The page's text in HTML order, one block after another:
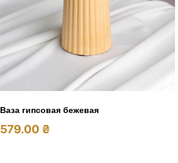
Ваза гипсовая бежевая
579.00 ₴